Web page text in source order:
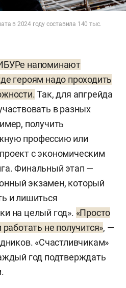
в 2024 году составила 140 тыс.
напоминают
героям надо проходить
Так, для апгрейда
в разных
получить
профессию или
с экономическим
Финальный этап —
экзамен, который
и лишиться
на целый год». «Просто
не получится», —
«Счастливчикам»
год подтверждать